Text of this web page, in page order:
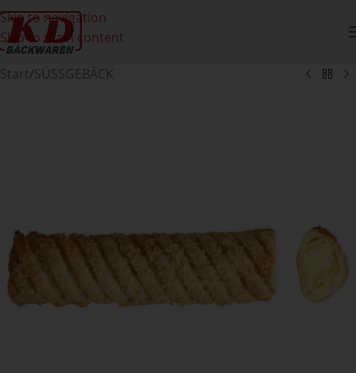
Skip to navigation
Skip to main content
Start/SÜSSGEBÄCK